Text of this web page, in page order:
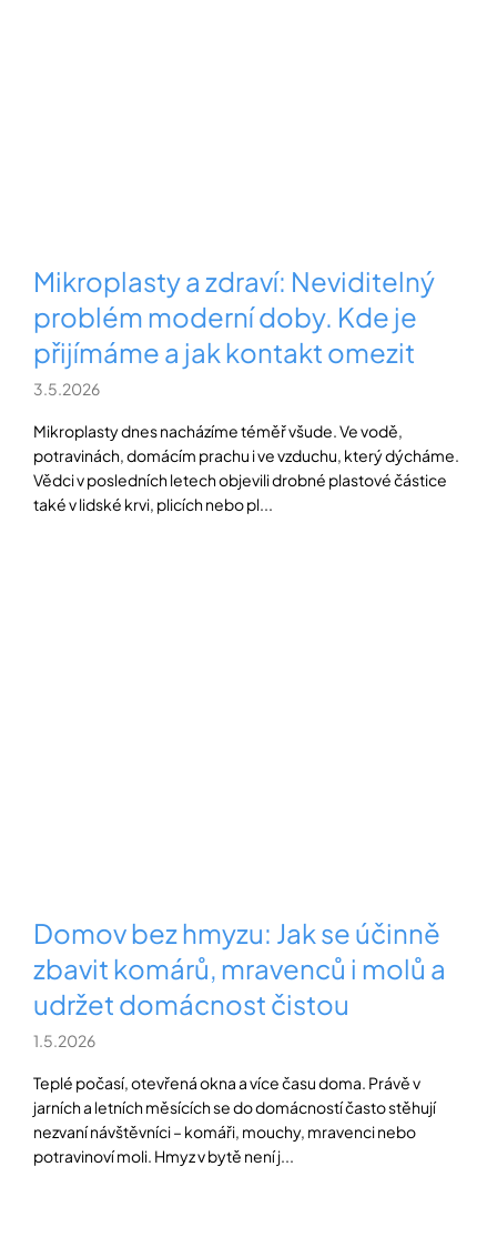
Mikroplasty a zdraví: Neviditelný
problém moderní doby. Kde je
přijímáme a jak kontakt omezit
3.5.2026
Mikroplasty dnes nacházíme téměř všude. Ve vodě,
potravinách, domácím prachu i ve vzduchu, který dýcháme.
Vědci v posledních letech objevili drobné plastové částice
také v lidské krvi, plicích nebo pl...
Domov bez hmyzu: Jak se účinně
zbavit komárů, mravenců i molů a
udržet domácnost čistou
1.5.2026
Teplé počasí, otevřená okna a více času doma. Právě v
jarních a letních měsících se do domácností často stěhují
nezvaní návštěvníci – komáři, mouchy, mravenci nebo
potravinoví moli. Hmyz v bytě není j...